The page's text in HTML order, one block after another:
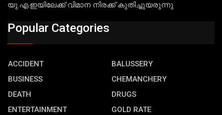
യു.എ.ഇയിലേക്ക് വിമാന നിരക്ക് കുതിച്ചുയരുന്നു
Popular Categories
ACCIDENT
BALUSSERY
BUSINESS
CHEMANCHERY
DEATH
DRUGS
ENTERTAINMENT
GOLD RATE